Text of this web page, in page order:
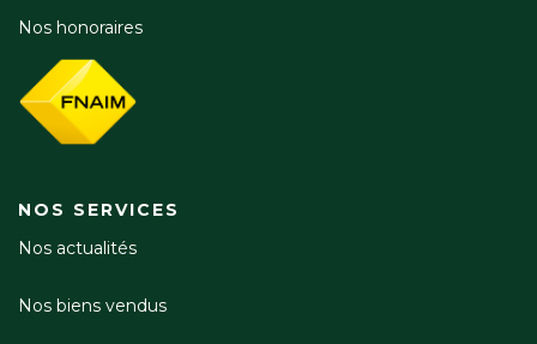
Nos honoraires
NOS SERVICES
Nos actualités
Nos biens vendus